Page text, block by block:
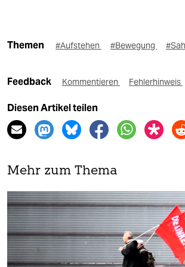
Themen #Aufstehen #Bewegung
Feedback Kommentieren Fehlerhinweis
Diesen Artikel teilen
Mehr zum Thema